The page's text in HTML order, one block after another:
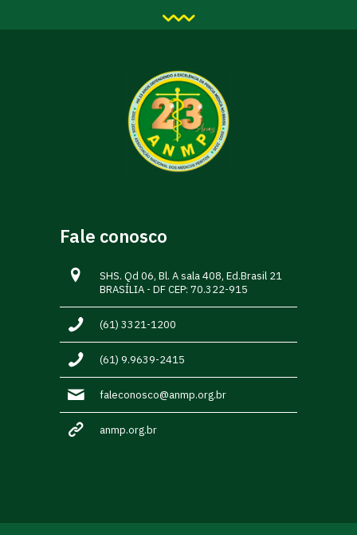
Fale conosco
SHS. Qd 06, Bl. A sala 408, Ed.Brasil 21
BRASÍLIA - DF CEP: 70.322-915
(61) 3321-1200
(61) 9.9639-2415
faleconosco@anmp.org.br
anmp.org.br